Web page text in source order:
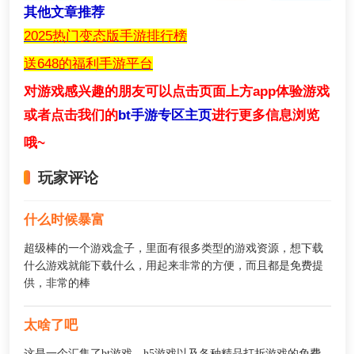
其他文章推荐
2025热门变态版手游排行榜
送648的福利手游平台
对游戏感兴趣的朋友可以点击页面上方app体验游戏
或者点击我们的bt手游专区主页进行更多信息浏览
哦~
玩家评论
什么时候暴富
超级棒的一个游戏盒子，里面有很多类型的游戏资源，想下载
什么游戏就能下载什么，用起来非常的方便，而且都是免费提
供，非常的棒
太啥了吧